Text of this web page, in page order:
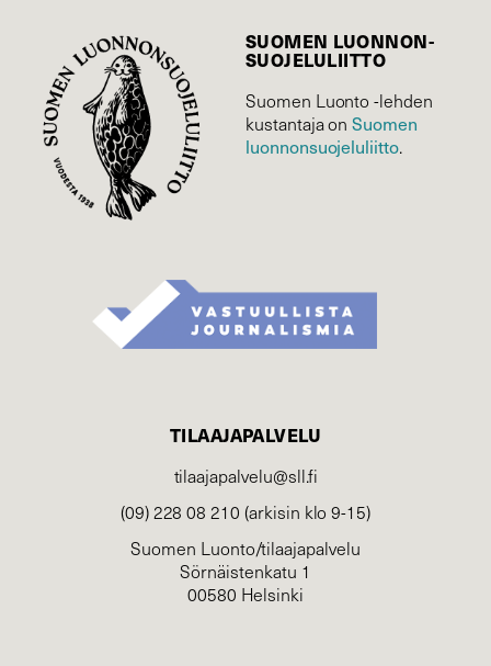
SUOMEN LUONNON­
SUOJELU­LIITTO
Suomen Luonto -lehden
kustantaja onSuomen
luonnonsuojelu­liitto.
TILAAJAPALVELU
tilaajapalvelu@sll.fi
(09) 228 08 210 (arkisin klo 9-15)
Suomen Luonto/tilaajapalvelu
Sörnäistenkatu 1
00580 Helsinki